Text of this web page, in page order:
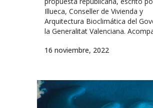
Illueca, Conseller de Vivienda y
Arquitectura Bioclimática del
la Generalitat Valenciana.
16 noviembre, 2022